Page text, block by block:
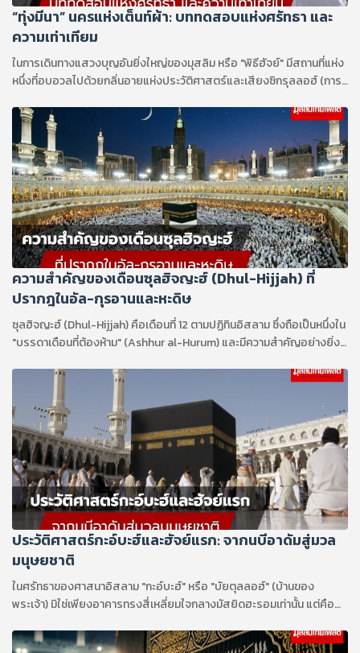
“ทุ่งมีนา” นครแห่งเต็นท์ผ้า: บททดสอบแห่งศรัทธา และ
ความเท่าเทียม
ในการเดินทางแสวงบุญอันยิ่งใหญ่ของมุสลิม หรือ "พิธีฮัจย์" มีสถานที่แห่ง
หนึ่งที่อบอวลไปด้วยกลิ่นอายแห่งประวัติศาสตร์และเสียงซิกรุลลอฮ์ (การ
หรือที่ชาวโลกขนานนามว่า "เมืองแห่งเต็นท์" หุบเขาเล็กๆ ทางทิศตะวันออก
ของนครมักกะฮ์แห่งนี้ แม้จะไม่ได้มีพื้นที่กว้างขวางใหญ่โต ทว่าในทางศาสน
บัญญัติและหน้าประวัติศาสตร์อิสลาม มีนาคือศูนย์กลางอันศักดิ์สิทธิ์ที่
รองรับหัวใจอันเปี่ยมด้วยศรัทธาของผู้แสวงบุญนับล้านคนจากทั่วทุกมุมโลก
ความสำคัญของเดือนซุลฮิจญะฮ์ (Dhul-Hijjah) ที่
ปรากฎในอัล-กุรอานและหะดิษ
ซุลฮิจญะฮ์ (Dhul-Hijjah) คือเดือนที่ 12 ตามปฏิทินอิสลาม ซึ่งถือเป็นหนึ่งใน
"บรรดาเดือนที่ต้องห้าม" (Ashhur al-Hurum) และมีความสำคัญอย่างยิ่ง
ประวัติศาสตร์กะอ์บะฮ์และฮัจย์แรก: จากนบีอาดัมสู่มวล
มนุษยชาติ
ในศรัทธาของศาสนาอิสลาม "กะอ์บะฮ์" หรือ "บัยตุลลอฮ์" (บ้านของ
พระเจ้า) มิใช่เพียงอาคารทรงสี่เหลี่ยมใจกลางมัสยิดฮะรอมเท่านั้น แต่คือ
ของมนุษยชาติ